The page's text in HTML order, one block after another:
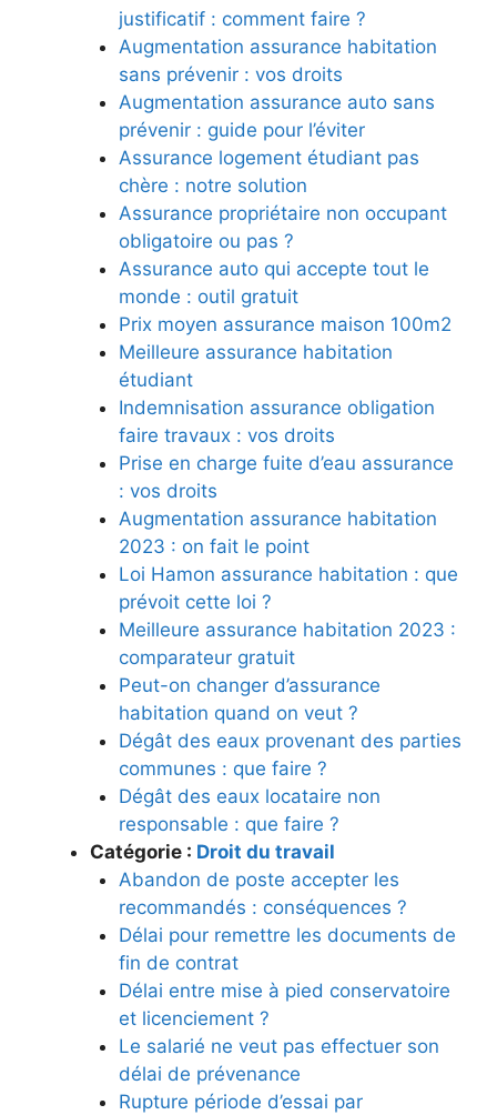
justificatif : comment faire ?
Augmentation assurance habitation
sans prévenir : vos droits
Augmentation assurance auto sans
prévenir : guide pour l’éviter
Assurance logement étudiant pas
chère : notre solution
Assurance propriétaire non occupant
obligatoire ou pas ?
Assurance auto qui accepte tout le
monde : outil gratuit
Prix moyen assurance maison 100m2
Meilleure assurance habitation
étudiant
Indemnisation assurance obligation
faire travaux : vos droits
Prise en charge fuite d’eau assurance
: vos droits
Augmentation assurance habitation
2023 : on fait le point
Loi Hamon assurance habitation : que
prévoit cette loi ?
Meilleure assurance habitation 2023 :
comparateur gratuit
Peut-on changer d’assurance
habitation quand on veut ?
Dégât des eaux provenant des parties
communes : que faire ?
Dégât des eaux locataire non
responsable : que faire ?
Catégorie : Droit du travail
Abandon de poste accepter les
recommandés : conséquences ?
Délai pour remettre les documents de
fin de contrat
Délai entre mise à pied conservatoire
et licenciement ?
Le salarié ne veut pas effectuer son
délai de prévenance
Rupture période d’essai par